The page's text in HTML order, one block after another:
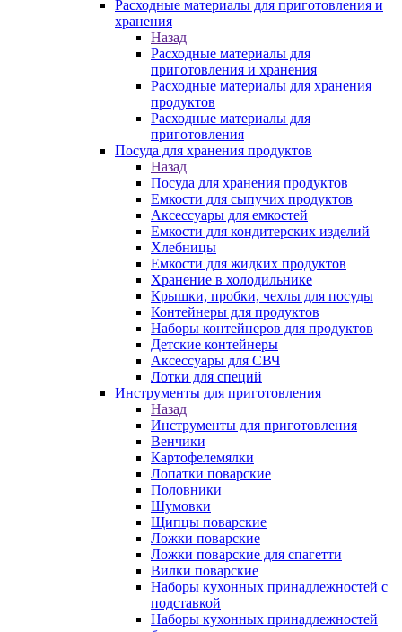
Расходные материалы для приготовления и
хранения
Назад
Расходные материалы для
приготовления и хранения
Расходные материалы для хранения
продуктов
Расходные материалы для
приготовления
Посуда для хранения продуктов
Назад
Посуда для хранения продуктов
Емкости для сыпучих продуктов
Аксессуары для емкостей
Емкости для кондитерских изделий
Хлебницы
Емкости для жидких продуктов
Хранение в холодильнике
Крышки, пробки, чехлы для посуды
Контейнеры для продуктов
Наборы контейнеров для продуктов
Детские контейнеры
Аксессуары для СВЧ
Лотки для специй
Инструменты для приготовления
Назад
Инструменты для приготовления
Венчики
Картофелемялки
Лопатки поварские
Половники
Шумовки
Щипцы поварские
Ложки поварские
Ложки поварские для спагетти
Вилки поварские
Наборы кухонных принадлежностей с
подставкой
Наборы кухонных принадлежностей